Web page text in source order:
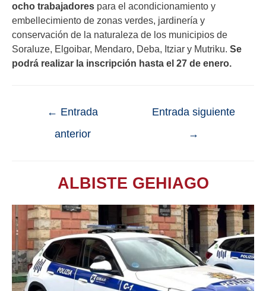
ocho trabajadores para el acondicionamiento y
embellecimiento de zonas verdes, jardinería y
conservación de la naturaleza de los municipios de
Soraluze, Elgoibar, Mendaro, Deba, Itziar y Mutriku. Se
podrá realizar la inscripción hasta el 27 de enero.
← Entrada
anterior
Entrada siguiente
→
ALBISTE GEHIAGO